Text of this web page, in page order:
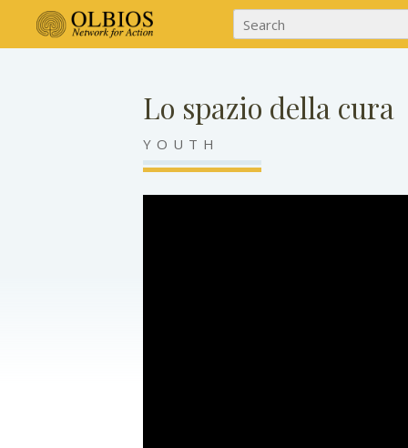
Lo spazio della cura
YOUTH